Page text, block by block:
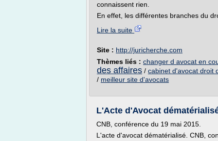
connaissent rien.
En effet, les différentes branches du
Lire la suite
Site : http://juricherche.com
Thèmes liés : changer d avocat en
des affaires / cabinet d'avocat droit
/ meilleur site d'avocats
L'Acte d'Avocat
CNB, conférence du 19 mai 2015.
L'acte d'avocat dématérialisé. CNB,